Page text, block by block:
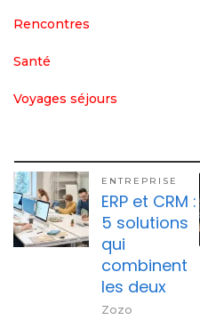
Rencontres
Santé
Voyages séjours
ENTREPRISE
ERP et CRM :
5 solutions
qui
combinent
les deux
Zozo